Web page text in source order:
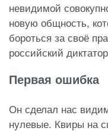
невидимой
новую общность,
бороться за своё
российский
Первая ошибка
Он сделал нас
нулевые. Квиры на